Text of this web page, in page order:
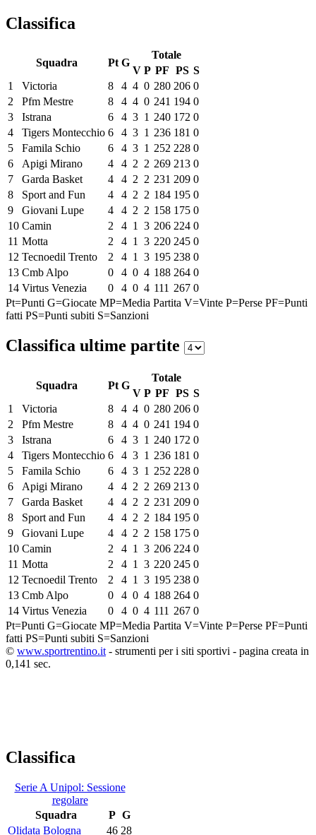
Classifica
Squadra Pt G
Totale
V P PF PS S
1
Victoria 8 4 4 0 280 206 0
2
Pfm Mestre 8 4 4 0 241 194 0
3
Istrana 6 4 3 1 240 172 0
4
Tigers Montecchio 6 4 3 1 236 181 0
5
Famila Schio 6 4 3 1 252 228 0
6
Apigi Mirano 4 4 2 2 269 213 0
7
Garda Basket 4 4 2 2 231 209 0
8
Sport and Fun 4 4 2 2 184 195 0
9
Giovani Lupe 4 4 2 2 158 175 0
10 Camin 2 4 1 3 206 224 0
11 Motta 2 4 1 3 220 245 0
12 Tecnoedil Trento 2 4 1 3 195 238 0
13 Cmb Alpo 0 4 0 4 188 264 0
14 Virtus Venezia 0 4 0 4 111 267 0
Pt=Punti G=Giocate MP=Media Partita V=Vinte P=Perse PF=Punti
fatti PS=Punti subiti S=Sanzioni
Classifica ultime partite
Squadra Pt G
Totale
V P PF PS S
1
Victoria 8 4 4 0 280 206 0
2
Pfm Mestre 8 4 4 0 241 194 0
3
Istrana 6 4 3 1 240 172 0
4
Tigers Montecchio 6 4 3 1 236 181 0
5
Famila Schio 6 4 3 1 252 228 0
6
Apigi Mirano 4 4 2 2 269 213 0
7
Garda Basket 4 4 2 2 231 209 0
8
Sport and Fun 4 4 2 2 184 195 0
9
Giovani Lupe 4 4 2 2 158 175 0
10 Camin 2 4 1 3 206 224 0
11 Motta 2 4 1 3 220 245 0
12 Tecnoedil Trento 2 4 1 3 195 238 0
13 Cmb Alpo 0 4 0 4 188 264 0
14 Virtus Venezia 0 4 0 4 111 267 0
Pt=Punti G=Giocate MP=Media Partita V=Vinte P=Perse PF=Punti
fatti PS=Punti subiti S=Sanzioni
© www.sportrentino.it - strumenti per i siti sportivi - pagina creata in
0,141 sec.
Classifica
Serie A Unipol: Sessione
regolare
Squadra
P G
Olidata Bologna
46 28